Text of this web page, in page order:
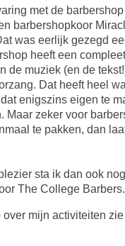
met de
barbershopkoor
was eerlijk gezegd
heeft een
de muziek (en de
Dat heeft heel
enigszins eigen te
Maar zeker voor
te pakken, dan
sta ik dan ook
The College Barbers.
over mijn activiteiten zie